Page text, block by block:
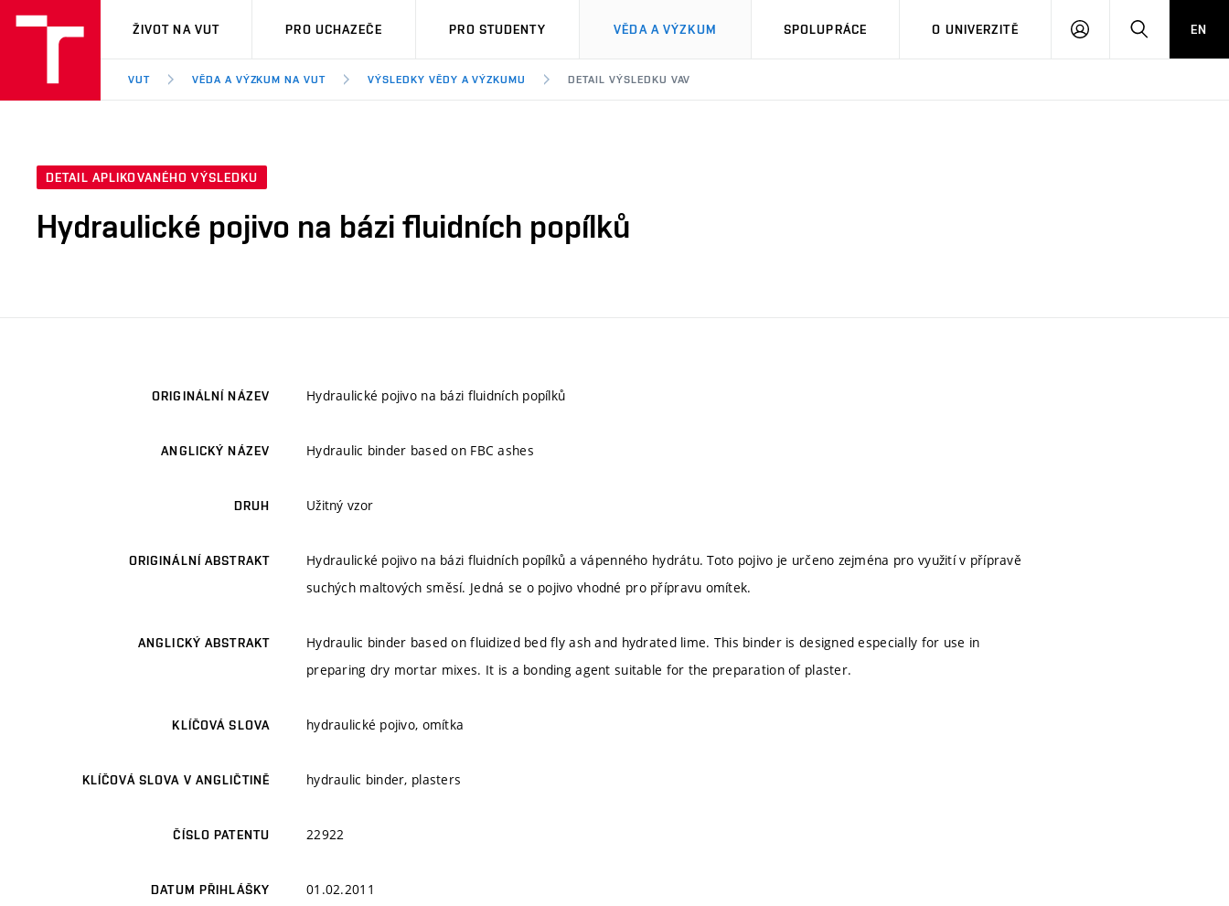
VUT
ŽIVOT NA VUT PRO UCHAZEČE PRO STUDENTY VĚDA A VÝZKUM SPOLUPRÁCE O UNIVERZITĚ
PŘIHLÁSIT HLEDATEN
VUT VĚDA A VÝZKUM NA VUT VÝSLEDKY VĚDY A VÝZKUMU DETAIL VÝSLEDKU VAV
DETAIL APLIKOVANÉHO VÝSLEDKU
Hydraulické pojivo na bázi fluidních popílků
ORIGINÁLNÍ NÁZEV Hydraulické pojivo na bázi fluidních popílků
ANGLICKÝ NÁZEV Hydraulic binder based on FBC ashes
DRUH Užitný vzor
ORIGINÁLNÍ ABSTRAKT
Hydraulické pojivo na bázi fluidních popílků a vápenného hydrátu. Toto pojivo je určeno zejména pro využití v přípravě
suchých maltových směsí. Jedná se o pojivo vhodné pro přípravu omítek.
ANGLICKÝ ABSTRAKT
Hydraulic binder based on fluidized bed fly ash and hydrated lime. This binder is designed especially for use in
preparing dry mortar mixes. It is a bonding agent suitable for the preparation of plaster.
KLÍČOVÁ SLOVA hydraulické pojivo, omítka
KLÍČOVÁ SLOVA V ANGLIČTINĚ hydraulic binder, plasters
ČÍSLO PATENTU 22922
DATUM PŘIHLÁŠKY 01.02.2011